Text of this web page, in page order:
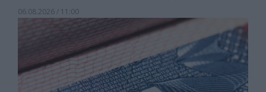
06.08.2026 / 11:00